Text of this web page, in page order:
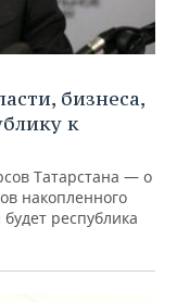
бизнеса,
к
Татарстана — о
накопленного
республика